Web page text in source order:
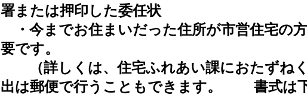
署または押印した委任状
・今までお住まいだった住所が市営住宅の
要です。
（詳しくは、住宅ふれあい課におたずね
出は郵便で行うこともできます。 書式は